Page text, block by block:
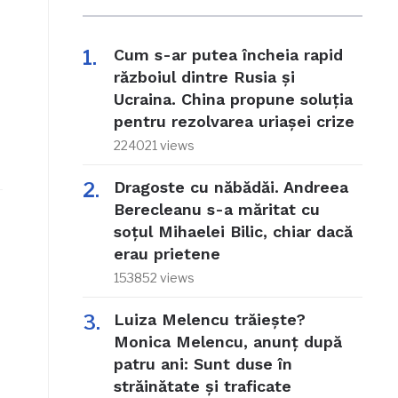
Cum s-ar putea încheia rapid
războiul dintre Rusia și
Ucraina. China propune soluția
pentru rezolvarea uriașei crize
224021 views
Dragoste cu năbădăi. Andreea
Berecleanu s-a măritat cu
soțul Mihaelei Bilic, chiar dacă
erau prietene
153852 views
Luiza Melencu trăiește?
Monica Melencu, anunț după
patru ani: Sunt duse în
străinătate și traficate